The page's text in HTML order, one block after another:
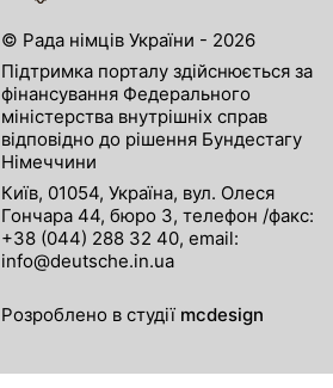
© Рада німців України - 2026
Підтримка порталу здійснюється за
фінансування Федерального
міністерства внутрішніх справ
відповідно до рішення Бундестагу
Німеччини
Київ, 01054, Україна, вул. Олеся
Гончара 44, бюро 3, телефон /факс:
+38 (044) 288 32 40, email:
info@deutsche.in.ua
Розроблено в студії mcdesign